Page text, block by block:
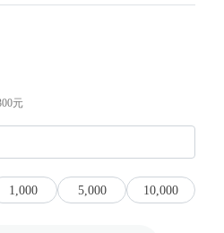
元
1,000 5,000 10,000